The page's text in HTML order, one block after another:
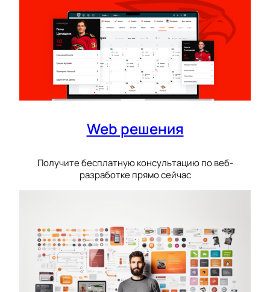
Web решения
Получите бесплатную консультацию по веб-
разработке прямо сейчас